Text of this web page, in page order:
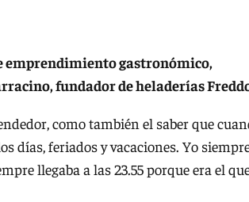
emprendimiento gastronómico,
fundador de heladerías
como también el saber que
días, feriados y vacaciones. Yo
llegaba a las 23.55 porque era el